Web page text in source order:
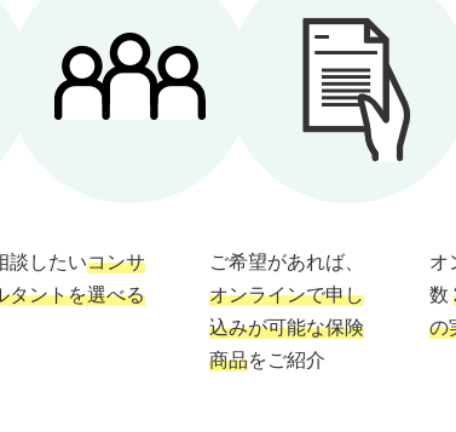
談したいコンサ
タントを選べる
ご希望があれば、
オンラインで申し
込みが可能な保険
商品をご紹介
オ
数
の